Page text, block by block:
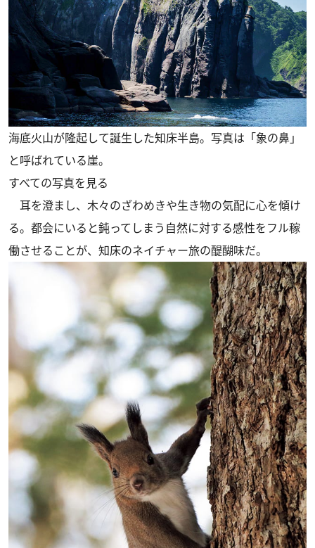
海底火山が隆起して誕生した知床半島。写真は「象の鼻」
と呼ばれている崖。
すべての写真を見る
耳を澄まし、木々のざわめきや生き物の気配に心を傾け
る。都会にいると鈍ってしまう自然に対する感性をフル稼
働させることが、知床のネイチャー旅の醍醐味だ。